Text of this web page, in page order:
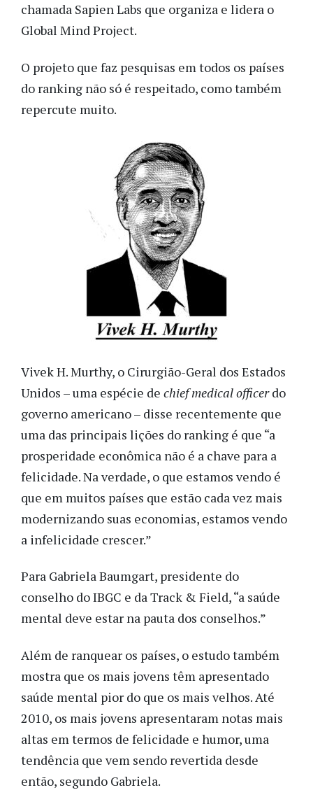
chamada Sapien Labs que organiza e lidera o
Global Mind Project.
O projeto que faz pesquisas em todos os países
do ranking não só é respeitado, como também
repercute muito.
Vivek H. Murthy, o Cirurgião-Geral dos Estados
Unidos – uma espécie de chief medical officerdo
governo americano – disse recentemente que
uma das principais lições do ranking é que “a
prosperidade econômica não é a chave para a
felicidade. Na verdade, o que estamos vendo é
que em muitos países que estão cada vez mais
modernizando suas economias, estamos vendo
a infelicidade crescer.”
Para Gabriela Baumgart, presidente do
conselho do IBGC e da Track & Field, “a saúde
mental deve estar na pauta dos conselhos.”
Além de ranquear os países, o estudo também
mostra que os mais jovens têm apresentado
saúde mental pior do que os mais velhos. Até
2010, os mais jovens apresentaram notas mais
altas em termos de felicidade e humor, uma
tendência que vem sendo revertida desde
então, segundo Gabriela.